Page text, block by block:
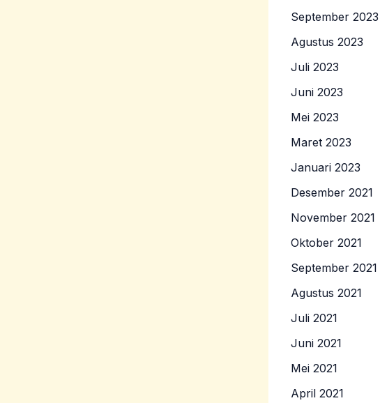
September 2023
Agustus 2023
Juli 2023
Juni 2023
Mei 2023
Maret 2023
Januari 2023
Desember 2021
November 2021
Oktober 2021
September 2021
Agustus 2021
Juli 2021
Juni 2021
Mei 2021
April 2021